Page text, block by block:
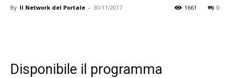
By Il Network del Portale - 30/11/2017 0
1661
Disponibile il programma